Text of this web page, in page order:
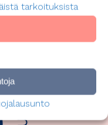
tarkoituksista